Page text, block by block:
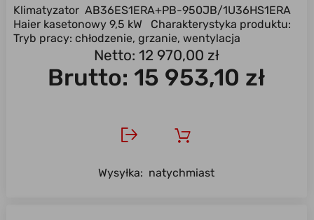
Klimatyzator AB36ES1ERA+PB-950JB/1U36HS1ERA
Haier kasetonowy 9,5 kW Charakterystyka produktu:
Tryb pracy: chłodzenie, grzanie, wentylacja
Netto: 12 970,00 zł
Brutto:15 953,10 zł
Wysyłka: natychmiast